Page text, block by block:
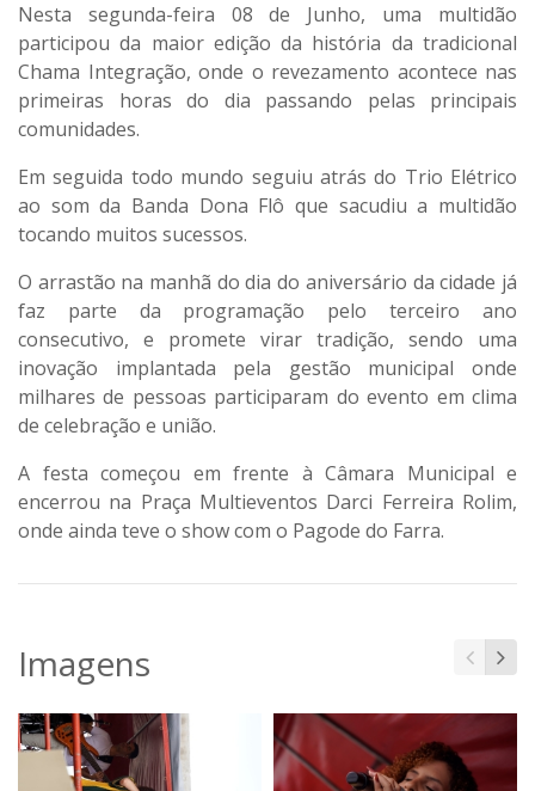
Nesta segunda-feira 08 de Junho, uma multidão
participou da maior edição da história da tradicional
Chama Integração, onde o revezamento acontece nas
primeiras horas do dia passando pelas principais
comunidades.
Em seguida todo mundo seguiu atrás do Trio Elétrico
ao som da Banda Dona Flô que sacudiu a multidão
tocando muitos sucessos.
O arrastão na manhã do dia do aniversário da cidade já
faz parte da programação pelo terceiro ano
consecutivo, e promete virar tradição, sendo uma
inovação implantada pela gestão municipal onde
milhares de pessoas participaram do evento em clima
de celebração e união.
A festa começou em frente à Câmara Municipal e
encerrou na Praça Multieventos Darci Ferreira Rolim,
onde ainda teve o show com o Pagode do Farra.
Imagens